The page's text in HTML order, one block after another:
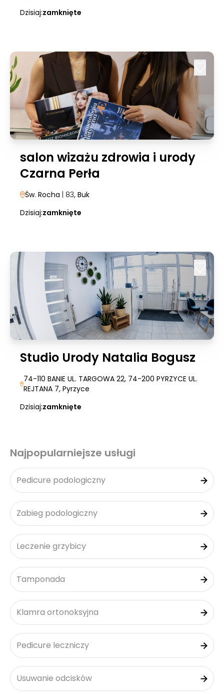
Dzisiaj:zamknięte
salon wizażu zdrowia i urody
Czarna Perła
Św. Rocha | 83, Buk
Dzisiaj:zamknięte
Studio Urody Natalia Bogusz
74-110 BANIE UL. TARGOWA 22, 74-200 PYRZYCE UL.
REJTANA 7, Pyrzyce
Dzisiaj:zamknięte
Najpopularniejsze usługi
Pedicure podologiczny
Zabieg podologiczny
Leczenie grzybicy
Tamponada
Klamra ortonoksyjna
Pedicure leczniczy
Usuwanie odcisków